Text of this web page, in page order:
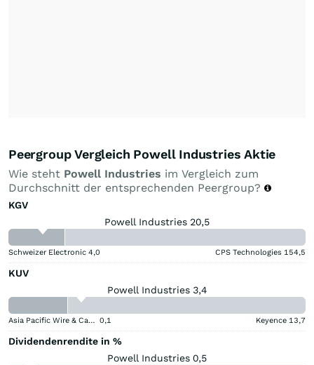
Peergroup Vergleich Powell Industries Aktie
Wie steht Powell Industries im Vergleich zum
Durchschnitt der entsprechenden Peergroup?
KGV
Powell Industries 20,5
Schweizer Electronic 4,0 CPS Technologies 154,5
KUV
Powell Industries 3,4
Asia Pacific Wire & Cable 0,1 Keyence 13,7
Dividendenrendite in %
Powell Industries 0,5